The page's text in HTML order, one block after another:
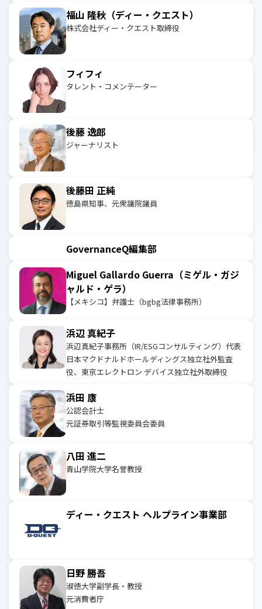
福山 隆秋（ディー・クエスト）
株式会社ディー・クエスト取締役
フィフィ
タレント・コメンテーター
後藤 逸郎
ジャーナリスト
後藤田 正純
徳島県知事、元衆議院議員
GovernanceQ編集部
Miguel Gallardo Guerra（ミゲル・ガジ
ャルド・ゲラ）
【メキシコ】弁護士（bgbg法律事務所）
浜辺 真紀子
浜辺真紀子事務所（IR/ESGコンサルティング）代表
日本マクドナルドホールディングス独立社外監査
役、東京エレクトロン デバイス独立社外取締役
浜田 康
公認会計士
元証券取引等監視委員会委員
八田 進二
青山学院大学名誉教授
ディー・クエスト ヘルプライン事業部
日野 勝吾
淑徳大学副学長・教授
元消費者庁